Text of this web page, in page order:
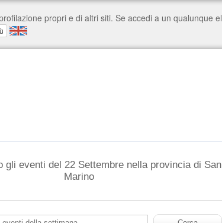
gli eventi del 22 Settembre nella provincia di San
Marino